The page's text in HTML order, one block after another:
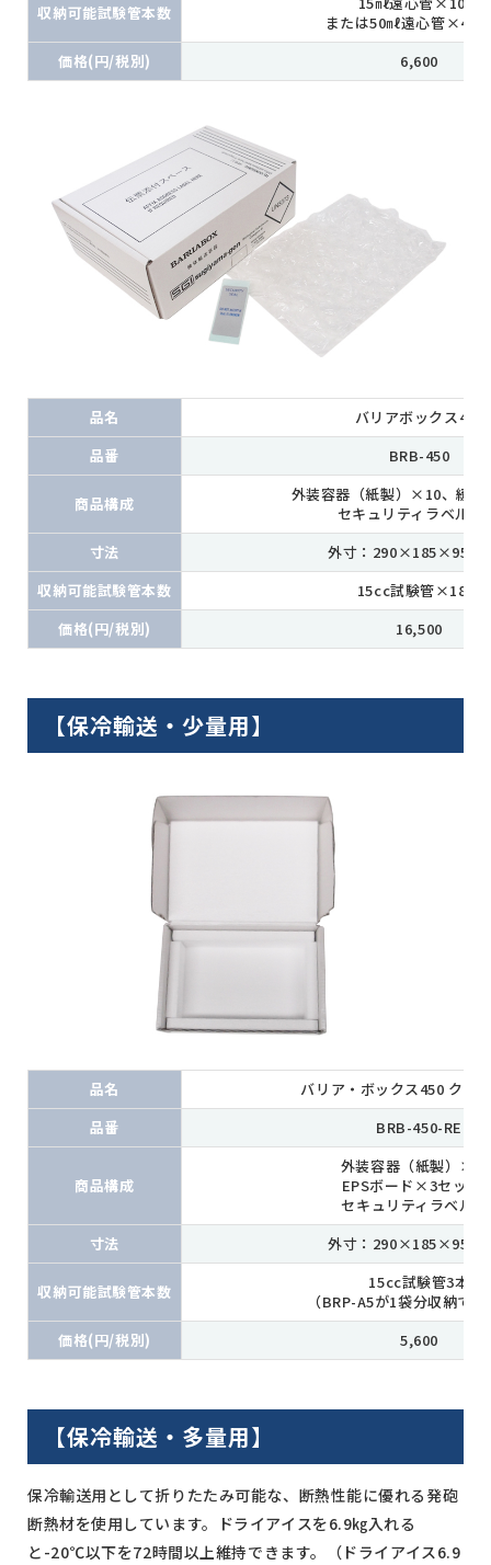
収納可能試験管本数
または50㎖遠心管×4本
価格(円/税別)
6,600
品名
バリアボックス450
品番
BRB-450
商品構成
外装容器（紙製）×10、緩
セキュリティラベル
寸法
外寸：290×185×95(
収納可能試験管本数
15cc試験管×18本
価格(円/税別)
16,500
【保冷輸送・少量用】
品名
バリア・ボックス450 クー
品番
BRB-450-RE
商品構成
外装容器（紙製）×3
EPSボード×3セット
セキュリティラベル
寸法
外寸：
収納可能試験管本数
15cc試験管3本
（BRP-A5が1袋分収納で
価格(円/税別)
5,600
【保冷輸送・多量用】
保冷輸送用として折りたたみ可能な、断熱性能に優れる発砲
断熱材を使用しています。ドライアイスを6.9㎏入れる
と-20℃以下を72時間以上維持できます。（ドライアイス6.9